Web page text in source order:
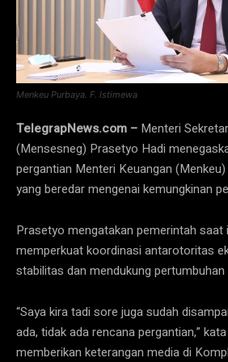
Menkeu Purbaya. F. Istimewa
TelegrapNews.com – Menteri
(Mensesneg) Prasetyo Hadi
pergantian Menteri Keuangan
yang beredar mengenai kemungkinan
Prasetyo mengatakan pemerintah
memperkuat koordinasi antarotoritas
stabilitas dan mendukung pertumbuhan
“Saya kira tadi sore juga sudah
ada, tidak ada rencana pergantian,”
memberikan keterangan media di